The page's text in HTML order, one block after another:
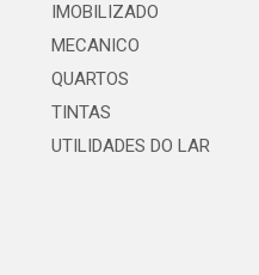
IMOBILIZADO
MECANICO
QUARTOS
TINTAS
UTILIDADES DO LAR